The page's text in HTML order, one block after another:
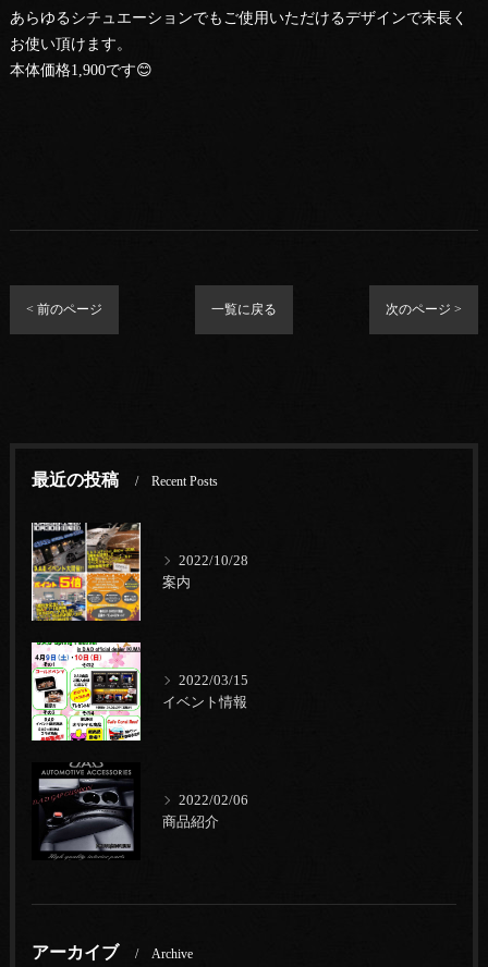
あらゆるシチュエーションでもご使用いただけるデザインで末長く
お使い頂けます。
本体価格1,900です😊
< 前のページ 一覧に戻る 次のページ >
最近の投稿 Recent Posts
2022/10/28
案内
2022/03/15
イベント情報
2022/02/06
商品紹介
アーカイブ Archive